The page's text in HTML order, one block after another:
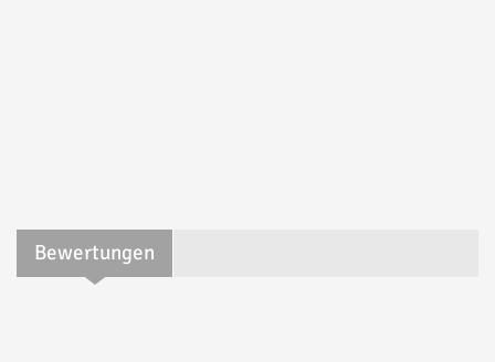
Bewertungen